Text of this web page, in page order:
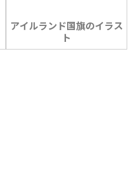
アイルランド国旗のイラス
ト